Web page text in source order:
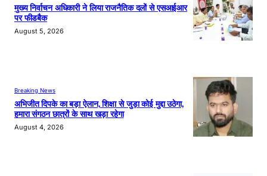
मुख्य निर्वाचन अधिकारी ने लिया राजनैतिक दलों से एसआईआर
पर फीडबैक
August 5, 2026
Breaking News
अभिजीत दिपके का बड़ा ऐलान, शिक्षा से जुड़ा कोई मुद्दा उठेगा,
हमारा संगठन छात्रों के साथ खड़ा रहेगा
August 4, 2026